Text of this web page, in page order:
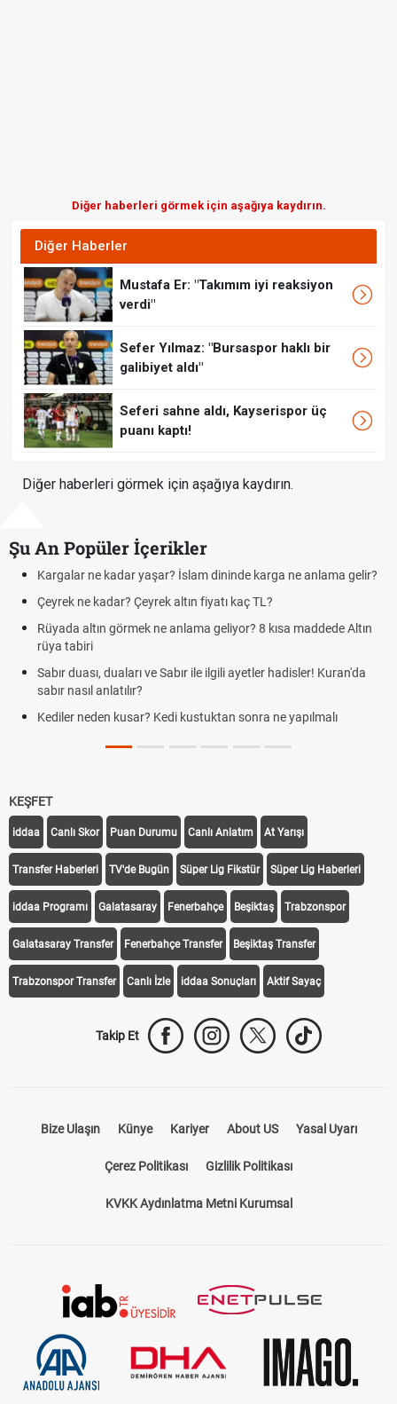
Diğer haberleri görmek için aşağıya kaydırın.
Diğer Haberler
Mustafa Er: "Takımım iyi reaksiyon
verdi"
Sefer Yılmaz: "Bursaspor haklı bir
galibiyet aldı"
Seferi sahne aldı, Kayserispor üç
puanı kaptı!
Diğer haberleri görmek için aşağıya kaydırın.
Şu An Popüler İçerikler
yaşar? İslam dininde karga ne anlama gelir?
Çeyrek altın fiyatı kaç TL?
görmek ne anlama geliyor? 8 kısa maddede Altın
duaları ve Sabır ile ilgili ayetler hadisler! Kuran'da
kusar? Kedi kustuktan sonra ne yapılmalı
Futbolda
Cemre düştü
Rüyada kedi
tarifi
KEŞFET
iddaa Canlı Skor Puan Durumu Canlı Anlatım At Yarışı
Transfer Haberleri TV'de Bugün Süper Lig Fikstür Süper Lig Haberleri
iddaa Programı Galatasaray Fenerbahçe Beşiktaş Trabzonspor
Galatasaray Transfer Fenerbahçe Transfer Beşiktaş Transfer
Trabzonspor Transfer Canlı İzle iddaa Sonuçları Aktif Sayaç
Takip Et
Bize Ulaşın Künye Kariyer About US Yasal Uyarı
Çerez Politikası Gizlilik Politikası
KVKK Aydınlatma Metni Kurumsal